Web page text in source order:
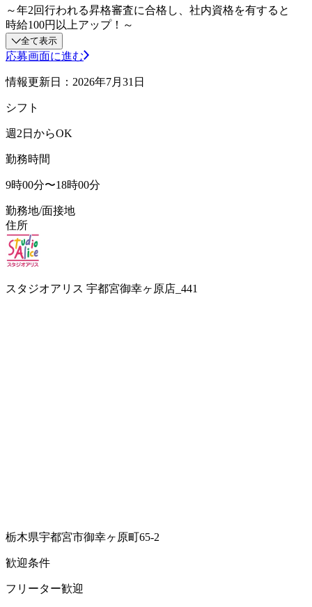
～年2回行われる昇格審査に合格し、社内資格を有すると
時給100円以上アップ！～
全て表示
応募画面に進む
情報更新日：2026年7月31日
シフト
週2日からOK
勤務時間
9時00分〜18時00分
勤務地/面接地
住所
スタジオアリス 宇都宮御幸ヶ原店_441
栃木県宇都宮市御幸ヶ原町65-2
歓迎条件
フリーター歓迎